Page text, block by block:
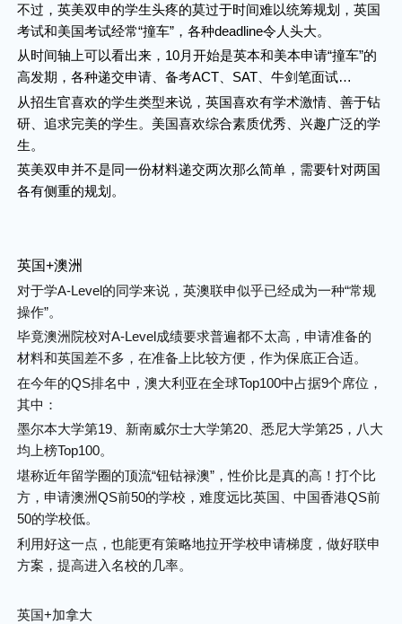
不过，英美双申的学生头疼的莫过于时间难以统筹规划，英国
考试和美国考试经常“撞车”，各种deadline令人头大。
从时间轴上可以看出来，10月开始是英本和美本申请“撞车”的
高发期，各种递交申请、备考ACT、SAT、牛剑笔面试…
从招生官喜欢的学生类型来说，英国喜欢有学术激情、善于钻
研、追求完美的学生。美国喜欢综合素质优秀、兴趣广泛的学
生。
英美双申并不是同一份材料递交两次那么简单，需要针对两国
各有侧重的规划。
英国+澳洲
对于学A-Level的同学来说，英澳联申似乎已经成为一种“常规
操作”。
毕竟澳洲院校对A-Level成绩要求普遍都不太高，申请准备的
材料和英国差不多，在准备上比较方便，作为保底正合适。
在今年的QS排名中，澳大利亚在全球Top100中占据9个席位，
其中：
墨尔本大学第19、新南威尔士大学第20、悉尼大学第25，八大
均上榜Top100。
堪称近年留学圈的顶流“钮钴禄澳”，性价比是真的高！打个比
方，申请澳洲QS前50的学校，难度远比英国、中国香港QS前
50的学校低。
利用好这一点，也能更有策略地拉开学校申请梯度，做好联申
方案，提高进入名校的几率。
英国+加拿大